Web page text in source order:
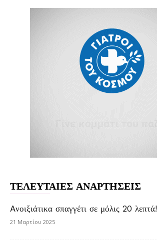
ΤΕΛΕΥΤΑΙΕΣ ΑΝΑΡΤΗΣΕΙΣ
Aνοιξιάτικα σπαγγέτι σε μόλις 20 λεπτά!
21 Μαρτίου 2025